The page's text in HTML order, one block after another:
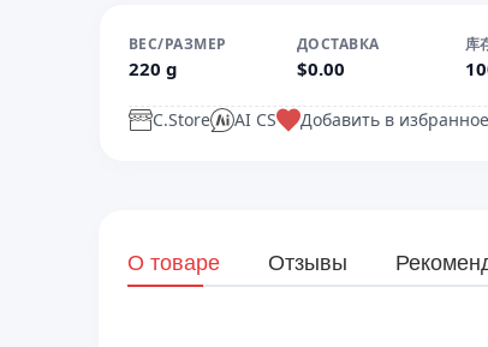
ВЕС/РАЗМЕР
220 g
ДОСТАВКА
$0.00
库
C.Store AI CS Добавить в избранное
О товаре Отзывы